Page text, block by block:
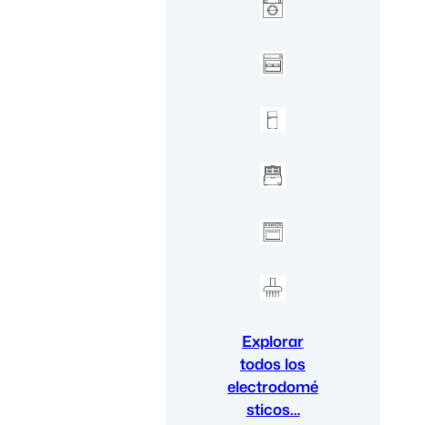
Explorar
todos los
electrodomé
sticos…